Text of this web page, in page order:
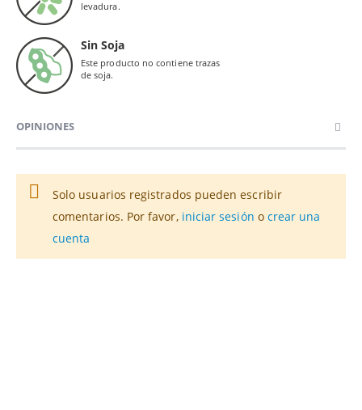
levadura.
Sin Soja
Este producto no contiene trazas
de soja.
OPINIONES
Solo usuarios registrados pueden escribir
comentarios. Por favor, iniciar sesión o crear una
cuenta